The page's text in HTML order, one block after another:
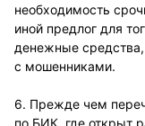
необходимость
иной предлог для
денежные средства,
с мошенниками.
6. Прежде чем
по БИК, где открыт